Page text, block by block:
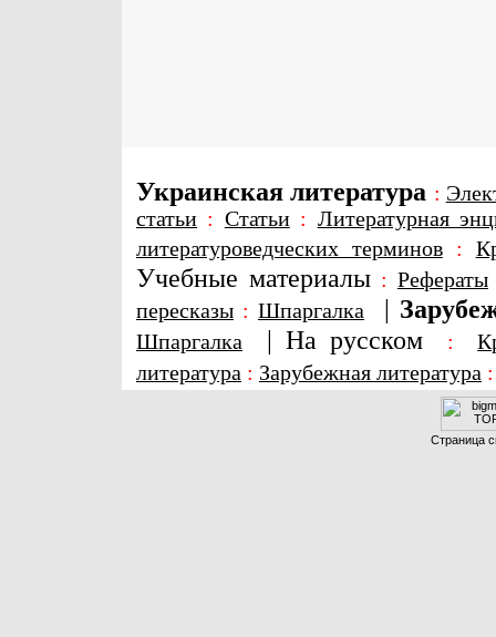
Украинская литература :
статьи : Статьи: Литературная
литературоведческих терминов:
Учебные материалы : Рефераты
пересказы : Шпаргалка |
Шпаргалка | На русском :
литература : Зарубежная литература
Страница